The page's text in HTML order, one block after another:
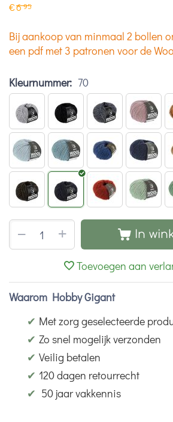
€695
Bij aankoop van minmaal 2 bollen
een pdf met 3 patronen voor de
Kleurnummer: 70
+
− In
Toevoegen aan
Waarom Hobby Gigant
✔ Met zorg geselecteerde
✔ Zo snel mogelijk verzonden
✔ Veilig betalen
✔ 120 dagen retourrecht
✔ 50 jaar vakkennis